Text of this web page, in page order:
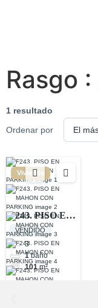
Rasgo :
1 resultado
Ordenar por
Vivienda
F243. PISO EN
MAHON CON
PARKING
VENDIDO
3
1 baño
101 m²